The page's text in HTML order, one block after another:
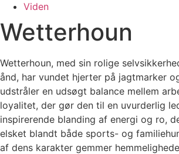
Viden
Wetterhoun
Wetterhoun, med sin rolige
ånd, har vundet hjerter på jagtmarker
udstråler en udsøgt balance mellem
loyalitet, der gør den til en uvurderlig
inspirerende blanding af energi og ro,
elsket blandt både sports- og
af dens karakter gemmer